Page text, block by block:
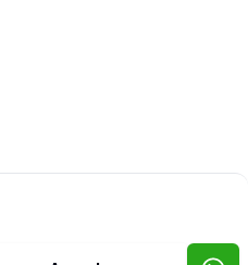
Certificada: